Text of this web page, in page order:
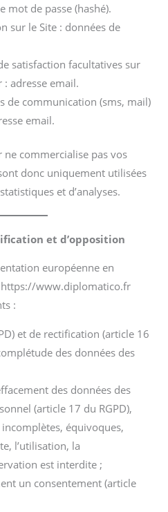
mot de passe (hashé).
sur le Site : données de
satisfaction facultatives sur
adresse email.
de communication (sms, mail)
email.
commercialise pas vos
donc uniquement utilisées
et d’analyses.
et d’opposition
européenne en
www.diplomatico.fr
:
et de rectification (article 16
des données des
des données des
(article 17 du RGPD),
équivoques,
l’utilisation, la
est interdite ;
un consentement (article